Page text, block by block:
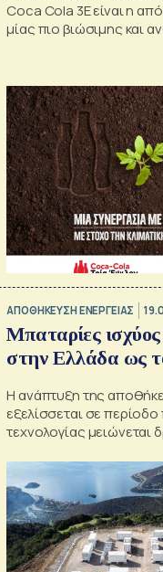
Coca Cola 3E είναι η
μίας πιο βιώσιμης και
ΑΠΟΘΗΚΕΥΣΗ ΕΝΕΡΓΕΙΑΣ
Μπαταρίες
στην Ελλάδα ως
Η ανάπτυξη της
εξελίσσεται σε
τεχνολογίας